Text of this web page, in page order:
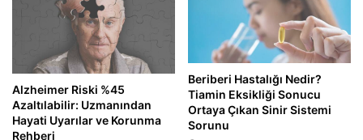
Alzheimer Riski %45
Azaltılabilir: Uzmanından
Hayati Uyarılar ve Korunma
Rehberi
Beriberi Hastalığı Nedir?
Tiamin Eksikliği Sonucu
Ortaya Çıkan Sinir Sistemi
Sorunu